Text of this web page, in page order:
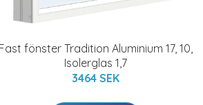
Fast fönster Tradition Aluminium 17, 10,
Isolerglas 1,7
3464 SEK